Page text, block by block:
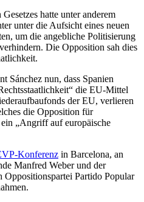
hatte unter anderem
unter die Aufsicht eines neuen
um die angebliche Politisierung
Die Opposition sah dies
Sánchez nun, dass Spanien
die EU-Mittel
der EU, verlieren
die Opposition für
„Angriff auf europäische
Konferenz in Barcelona, an
Manfred Weber und der
Oppositionspartei Partido Popular